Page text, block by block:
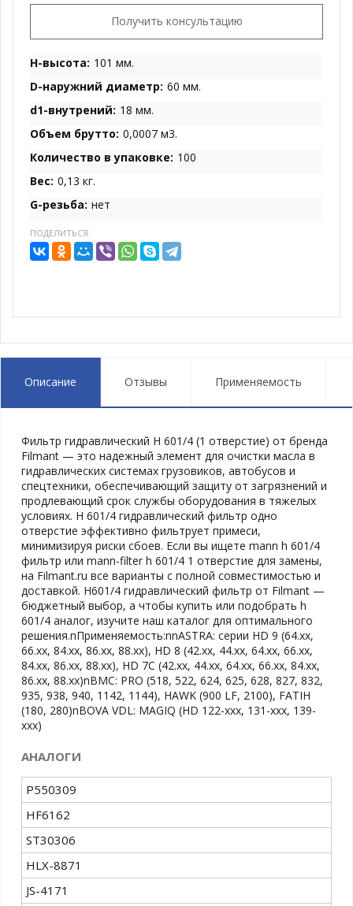
Получить консультацию
H-высота: 101 мм.
D-наружний диаметр: 60 мм.
d1-внутрений: 18 мм.
Объем брутто: 0,0007 м3.
Количество в упаковке: 100
Вес: 0,13 кг.
G-резьба: нет
ПОДЕЛИТЬСЯ:
Описание Отзывы Применяемость
Фильтр гидравлический H 601/4 (1 отверстие) от бренда
Filmant — это надежный элемент для очистки масла в
гидравлических системах грузовиков, автобусов и
спецтехники, обеспечивающий защиту от загрязнений и
продлевающий срок службы оборудования в тяжелых
условиях. H 601/4 гидравлический фильтр одно
отверстие эффективно фильтрует примеси,
минимизируя риски сбоев. Если вы ищете mann h 601/4
фильтр или mann-filter h 601/4 1 отверстие для замены,
на Filmant.ru все варианты с полной совместимостью и
доставкой. H601/4 гидравлический фильтр от Filmant —
бюджетный выбор, а чтобы купить или подобрать h
601/4 аналог, изучите наш каталог для оптимального
решения.nПрименяемость:nnASTRA: серии HD 9 (64.xx,
66.xx, 84.xx, 86.xx, 88.xx), HD 8 (42.xx, 44.xx, 64.xx, 66.xx,
84.xx, 86.xx, 88.xx), HD 7C (42.xx, 44.xx, 64.xx, 66.xx, 84.xx,
86.xx, 88.xx)nBMC: PRO (518, 522, 624, 625, 628, 827, 832,
935, 938, 940, 1142, 1144), HAWK (900 LF, 2100), FATIH
(180, 280)nBOVA VDL: MAGIQ (HD 122-xxx, 131-xxx, 139-
xxx)
АНАЛОГИ
P550309
HF6162
ST30306
HLX-8871
JS-4171